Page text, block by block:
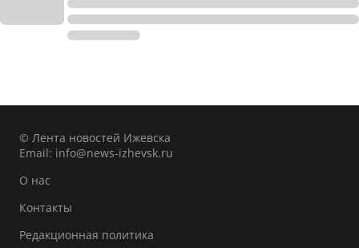
© Лента новостей Ижевска
Email: info@news-izhevsk.ru
О нас
Контакты
Редакционная политика